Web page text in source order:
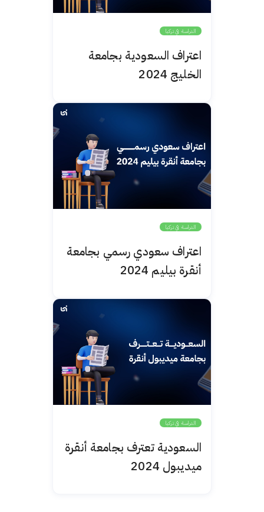
الدراسة في تركيا
اعتراف السعودية بجامعة
الخليج 2024
الدراسة في تركيا
اعتراف سعودي رسمي بجامعة
أنقرة بيليم 2024
الدراسة في تركيا
السعودية تعترف بجامعة أنقرة
ميديبول 2024